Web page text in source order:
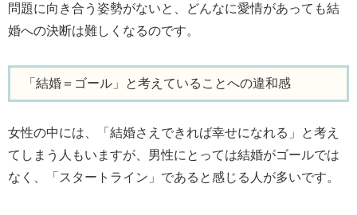
問題に向き合う姿勢がないと、どんなに愛情があっても結
婚への決断は難しくなるのです。
「結婚＝ゴール」と考えていることへの違和感
女性の中には、「結婚さえできれば幸せになれる」と考え
てしまう人もいますが、男性にとっては結婚がゴールでは
なく、「スタートライン」であると感じる人が多いです。